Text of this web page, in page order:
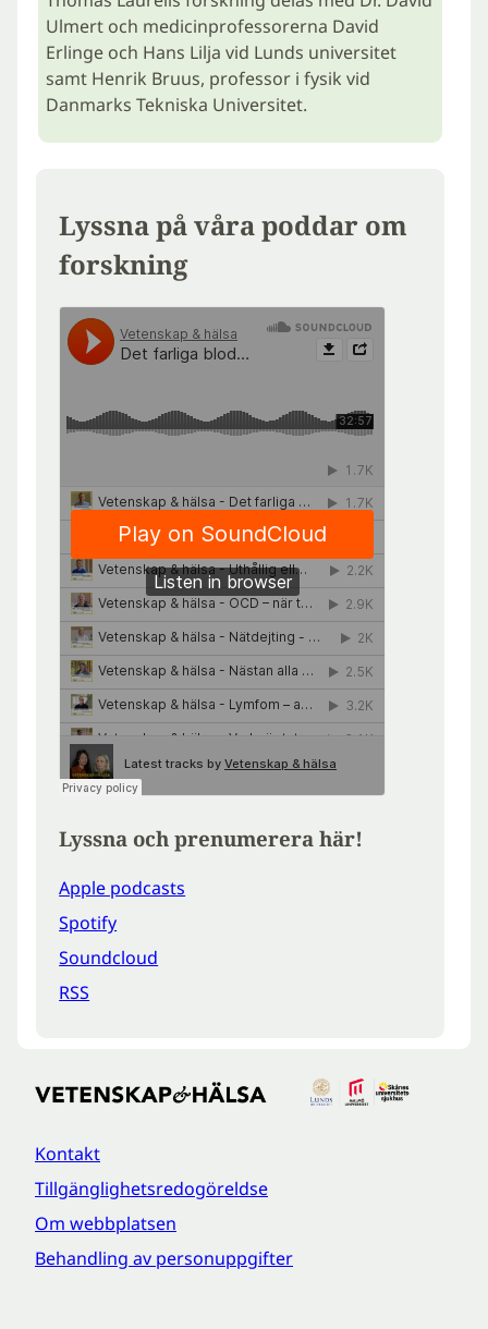
Ulmert och medicinprofessorerna David
Erlinge och Hans Lilja vid Lunds universitet
samt Henrik Bruus, professor i fysik vid
Danmarks Tekniska Universitet.
Lyssna på våra poddar om
forskning
Lyssna och prenumerera här!
Apple podcasts
Spotify
Soundcloud
RSS
Kontakt
Tillgänglighetsredogöreldse
Om webbplatsen
Behandling av personuppgifter